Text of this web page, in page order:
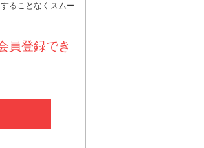
ることなくスムー
員登録でき